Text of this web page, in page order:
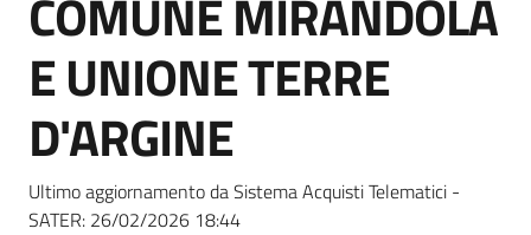
Supporto
Piattaforme
telematiche
COMUNE MIRANDOLA
E UNIONE TERRE
D'ARGINE
Ultimo aggiornamento da Sistema Acquisti Telematici -
SATER: 26/02/2026 18:44